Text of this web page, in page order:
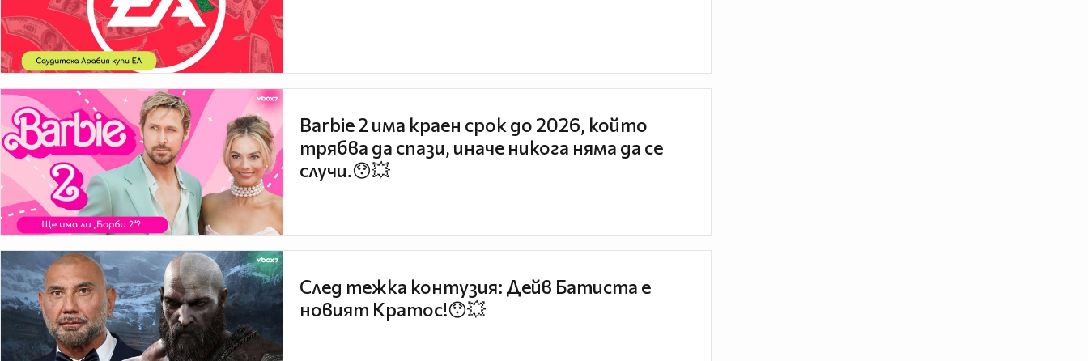
Barbie 2 има краен срок до 2026, който
трябва да спази, иначе никога няма да се
случи.😯💥
След тежка контузия: Дейв Батиста е
новият Кратос!😯💥